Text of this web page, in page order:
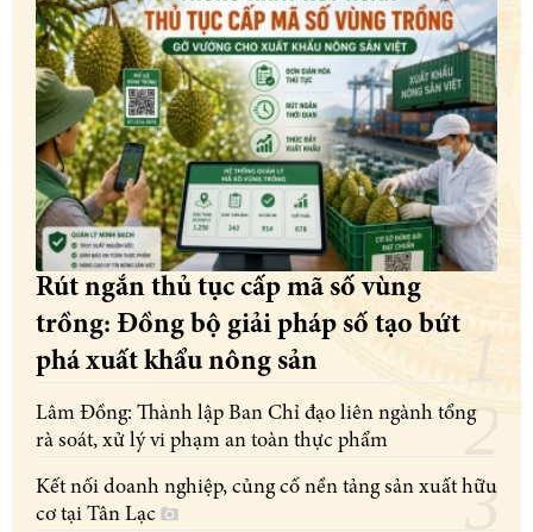
Rút ngắn thủ tục cấp mã số vùng
trồng: Đồng bộ giải pháp số tạo bứt
phá xuất khẩu nông sản
Lâm Đồng: Thành lập Ban Chỉ đạo liên ngành tổng
rà soát, xử lý vi phạm an toàn thực phẩm
Kết nối doanh nghiệp, củng cố nền tảng sản xuất hữu
cơ tại Tân Lạc